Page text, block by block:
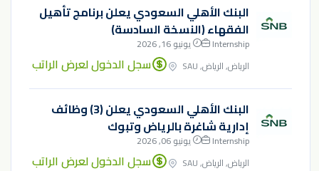
البنك الأهلي السعودي يعلن برنامج تأهيل
الفقهاء (النسخة السادسة)
Internship
يونيو 16, 2026
الرياض, الرياض, SAU
سجل الدخول لعرض الراتب
البنك الأهلي السعودي يعلن (3) وظائف
إدارية شاغرة بالرياض وتبوك
Internship
يونيو 06, 2026
الرياض, الرياض, SAU
سجل الدخول لعرض الراتب